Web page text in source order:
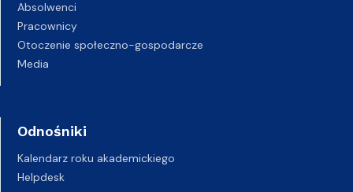
Absolwenci
Pracownicy
Otoczenie społeczno-gospodarcze
Media
Odnośniki
Kalendarz roku akademickiego
Helpdesk